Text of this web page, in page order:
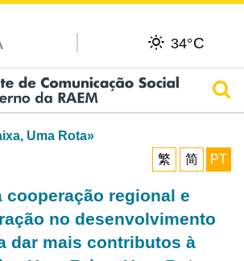
34°C
Uma Rota»
繁
简 PT
cooperação regional e
no desenvolvimento
dar mais contributos à